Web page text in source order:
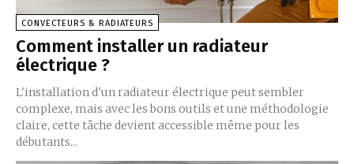
CONVECTEURS & RADIATEURS
Comment installer un radiateur
électrique ?
L'installation d'un radiateur électrique peut sembler
complexe, mais avec les bons outils et une méthodologie
claire, cette tâche devient accessible même pour les
débutants...